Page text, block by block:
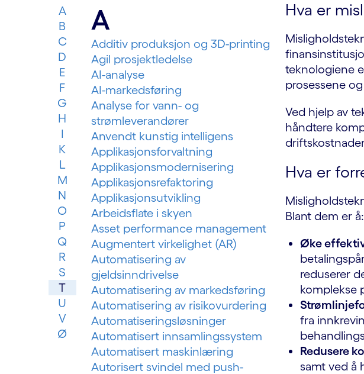
A
B
C
D
E
F
G
H
I
K
L
M
N
O
P
Q
R
S
T
U
V
Ø
A
Additiv produksjon og 3D-printing
Agil prosjektledelse
AI-analyse
AI-markedsføring
Analyse for vann- og
strømleverandører
Anvendt kunstig intelligens
Applikasjonsforvaltning
Applikasjonsmodernisering
Applikasjonsrefaktoring
Applikasjonsutvikling
Arbeidsflate i skyen
Asset performance management
Augmentert virkelighet (AR)
Automatisering av
gjeldsinndrivelse
Automatisering av markedsføring
Automatisering av risikovurdering
Automatiseringsløsninger
Automatisert innsamlingssystem
Automatisert maskinlæring
Autorisert svindel med push-
Hva er
teknologiene
prosessene
Ved hjelp av
håndtere
Hva er
Blant dem er å:
Øke
reduserer
komplekse
fra
Redusere
samt ved å